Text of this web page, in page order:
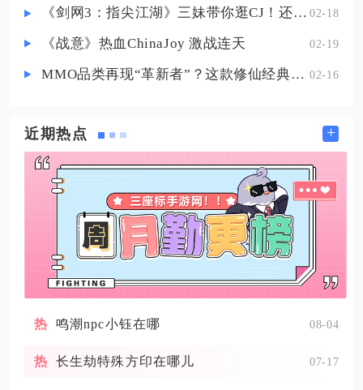
《剑网3：指尖江湖》三妹带你逛CJ！还有惊喜嘉宾现场约定你！ 02-18
《战意》热血ChinaJoy 激战连天 02-19
MMO品类再现“革新者”？这款修仙经典IP产品在尝试破局 02-16
近期热点 +
鸣潮npc小钰在哪 08-04
长生劫特殊方印在哪儿 07-17